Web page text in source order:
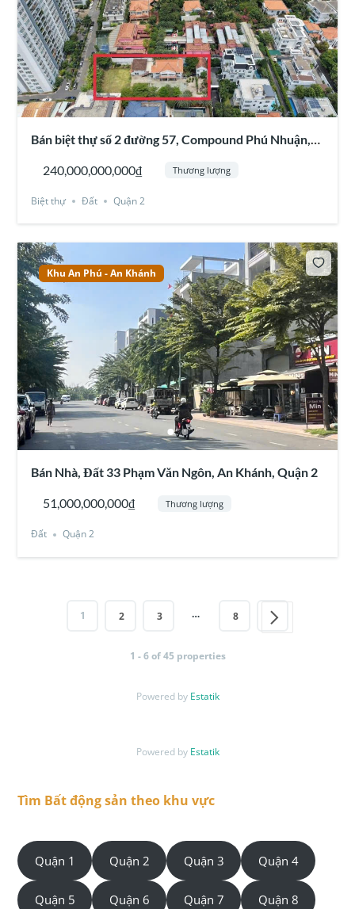
Phú, Bình An, Thủ Thiêm
Bán biệt thự số 2 đường 57, Compound Phú Nhuận,
240,000,000,000₫ Thương lượng
Biệt thự Đất Quận 2
Khu An Phú - An Khánh
Bán Nhà, Đất 33 Phạm Văn Ngôn, An Khánh, Quận 2
51,000,000,000₫ Thương lượng
Đất Quận 2
1 2 3 … 8
1 - 6 of 45 properties
Powered by Estatik
Powered by Estatik
Tìm Bất động sản theo khu vực
Quận 1 Quận 2 Quận 3 Quận 4
Quận 5 Quận 6 Quận 7 Quận 8